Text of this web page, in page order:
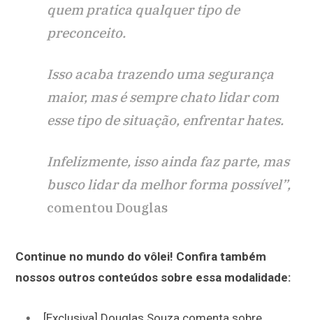
quem pratica qualquer tipo de
preconceito.
Isso acaba trazendo uma segurança
maior, mas é sempre chato lidar com
esse tipo de situação, enfrentar hates.
Infelizmente, isso ainda faz parte, mas
busco lidar da melhor forma possível”,
comentou Douglas
Continue no mundo do vôlei! Confira também
nossos outros conteúdos sobre essa modalidade: